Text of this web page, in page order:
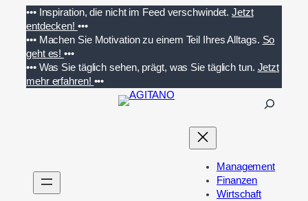
Inhalt
springen
••• Inspiration, die nicht im Feed verschwindet. Jetzt
entdecken! •••
••• Machen Sie Motivation zu einem Teil Ihres Alltags. So
geht es!•••
••• Was Sie täglich sehen, prägt, was Sie täglich tun. Jetzt
mehr erfahren! •••
n
Management
Finanzen
Wirtschaft